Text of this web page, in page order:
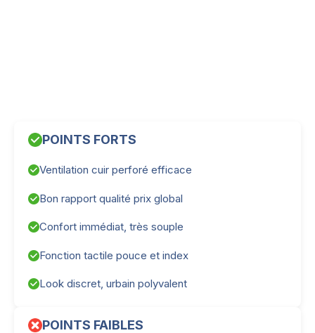
POINTS FORTS
Ventilation cuir perforé efficace
Bon rapport qualité prix global
Confort immédiat, très souple
Fonction tactile pouce et index
Look discret, urbain polyvalent
POINTS FAIBLES